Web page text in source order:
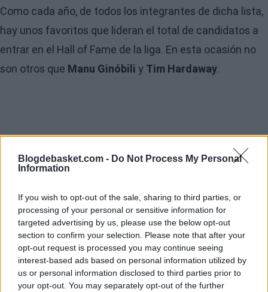
Blogdebasket.com - Do Not Process My Personal
Information
If you wish to opt-out of the sale, sharing to third parties, or
processing of your personal or sensitive information for
targeted advertising by us, please use the below opt-out
section to confirm your selection. Please note that after your
opt-out request is processed you may continue seeing
interest-based ads based on personal information utilized by
us or personal information disclosed to third parties prior to
your opt-out. You may separately opt-out of the further
Como cada año, de todos los integrantes de dicha lista,
hay unos favoritos que lideran el total de candidatos a
entrar en el Hall of Fame de la liga. En esta ocasión no
son otros que Manu Ginóbili y Tim Hardaway.